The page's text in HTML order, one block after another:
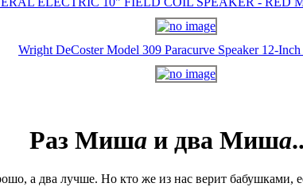
Wright DeCoster Model 309 Paracurve Speaker 12-
Раз Миша и два Миша
а два лучше. Но кто же из нас верит бабушками,